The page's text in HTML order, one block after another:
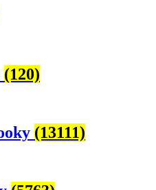
(120)
(13111)